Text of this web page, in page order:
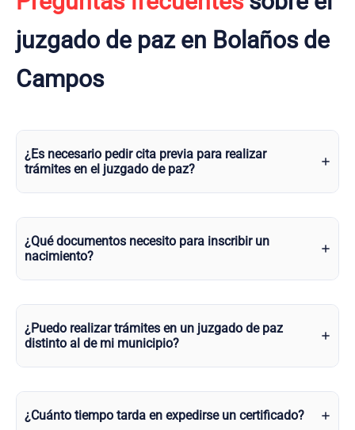
juzgado de paz en Bolaños de
Campos
¿Es necesario pedir cita previa para realizar
trámites en el juzgado de paz?
¿Qué documentos necesito para inscribir un
nacimiento?
¿Puedo realizar trámites en un juzgado de paz
distinto al de mi municipio?
¿Cuánto tiempo tarda en expedirse un certificado?